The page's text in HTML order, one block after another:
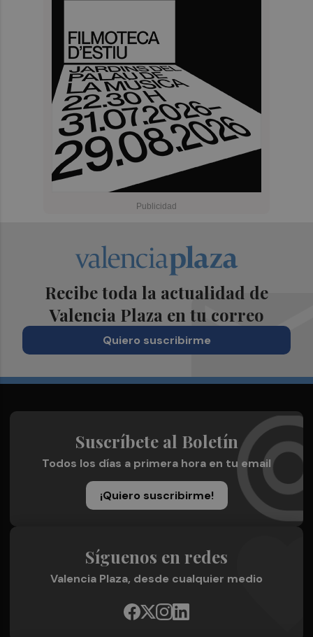
Recibe toda la actualidad de
Valencia Plaza en tu correo
Quiero suscribirme
Suscríbete al Boletín
Todos los días a primera hora en tu email
¡Quiero suscribirme!
Síguenos en redes
Valencia Plaza, desde cualquier medio